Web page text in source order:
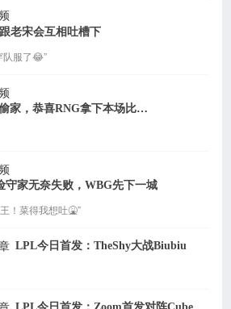
老宋会互相吐槽下
队服了😂”
[赛场高光] Bin戏剧性偷家，恭喜RNG拿下本场比赛的胜利！
守家无奈失败，WBG先下一城
！菜得我想吐🤮”
LPL今日首发：TheShy大战Biubiu